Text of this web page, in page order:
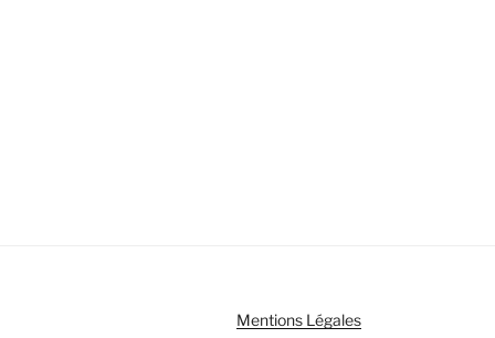
Mentions Légales